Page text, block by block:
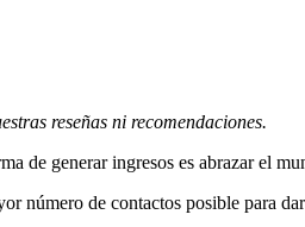
reseñas ni recomendaciones.
de generar ingresos es abrazar el
número de contactos posible para